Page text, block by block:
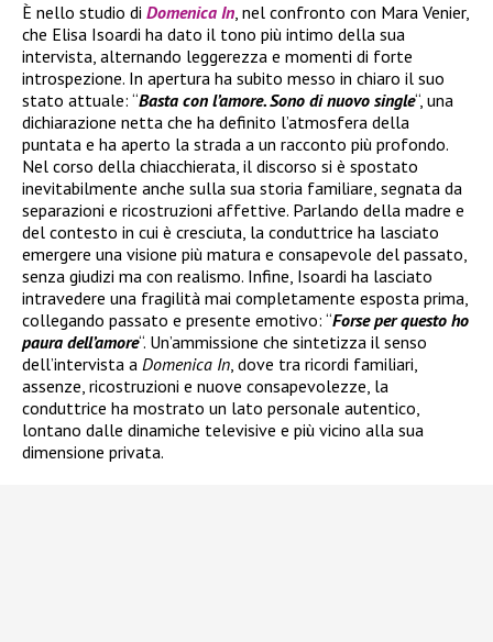
È nello studio di Domenica In, nel confronto con Mara Venier,
che Elisa Isoardi ha dato il tono più intimo della sua
intervista, alternando leggerezza e momenti di forte
introspezione. In apertura ha subito messo in chiaro il suo
stato attuale: “Basta con l’amore. Sono di nuovo single“, una
dichiarazione netta che ha definito l’atmosfera della
puntata e ha aperto la strada a un racconto più profondo.
Nel corso della chiacchierata, il discorso si è spostato
inevitabilmente anche sulla sua storia familiare, segnata da
separazioni e ricostruzioni affettive. Parlando della madre e
del contesto in cui è cresciuta, la conduttrice ha lasciato
emergere una visione più matura e consapevole del passato,
senza giudizi ma con realismo. Infine, Isoardi ha lasciato
intravedere una fragilità mai completamente esposta prima,
collegando passato e presente emotivo: “Forse per questo ho
paura dell’amore“. Un’ammissione che sintetizza il senso
dell’intervista a Domenica In, dove tra ricordi familiari,
assenze, ricostruzioni e nuove consapevolezze, la
conduttrice ha mostrato un lato personale autentico,
lontano dalle dinamiche televisive e più vicino alla sua
dimensione privata.